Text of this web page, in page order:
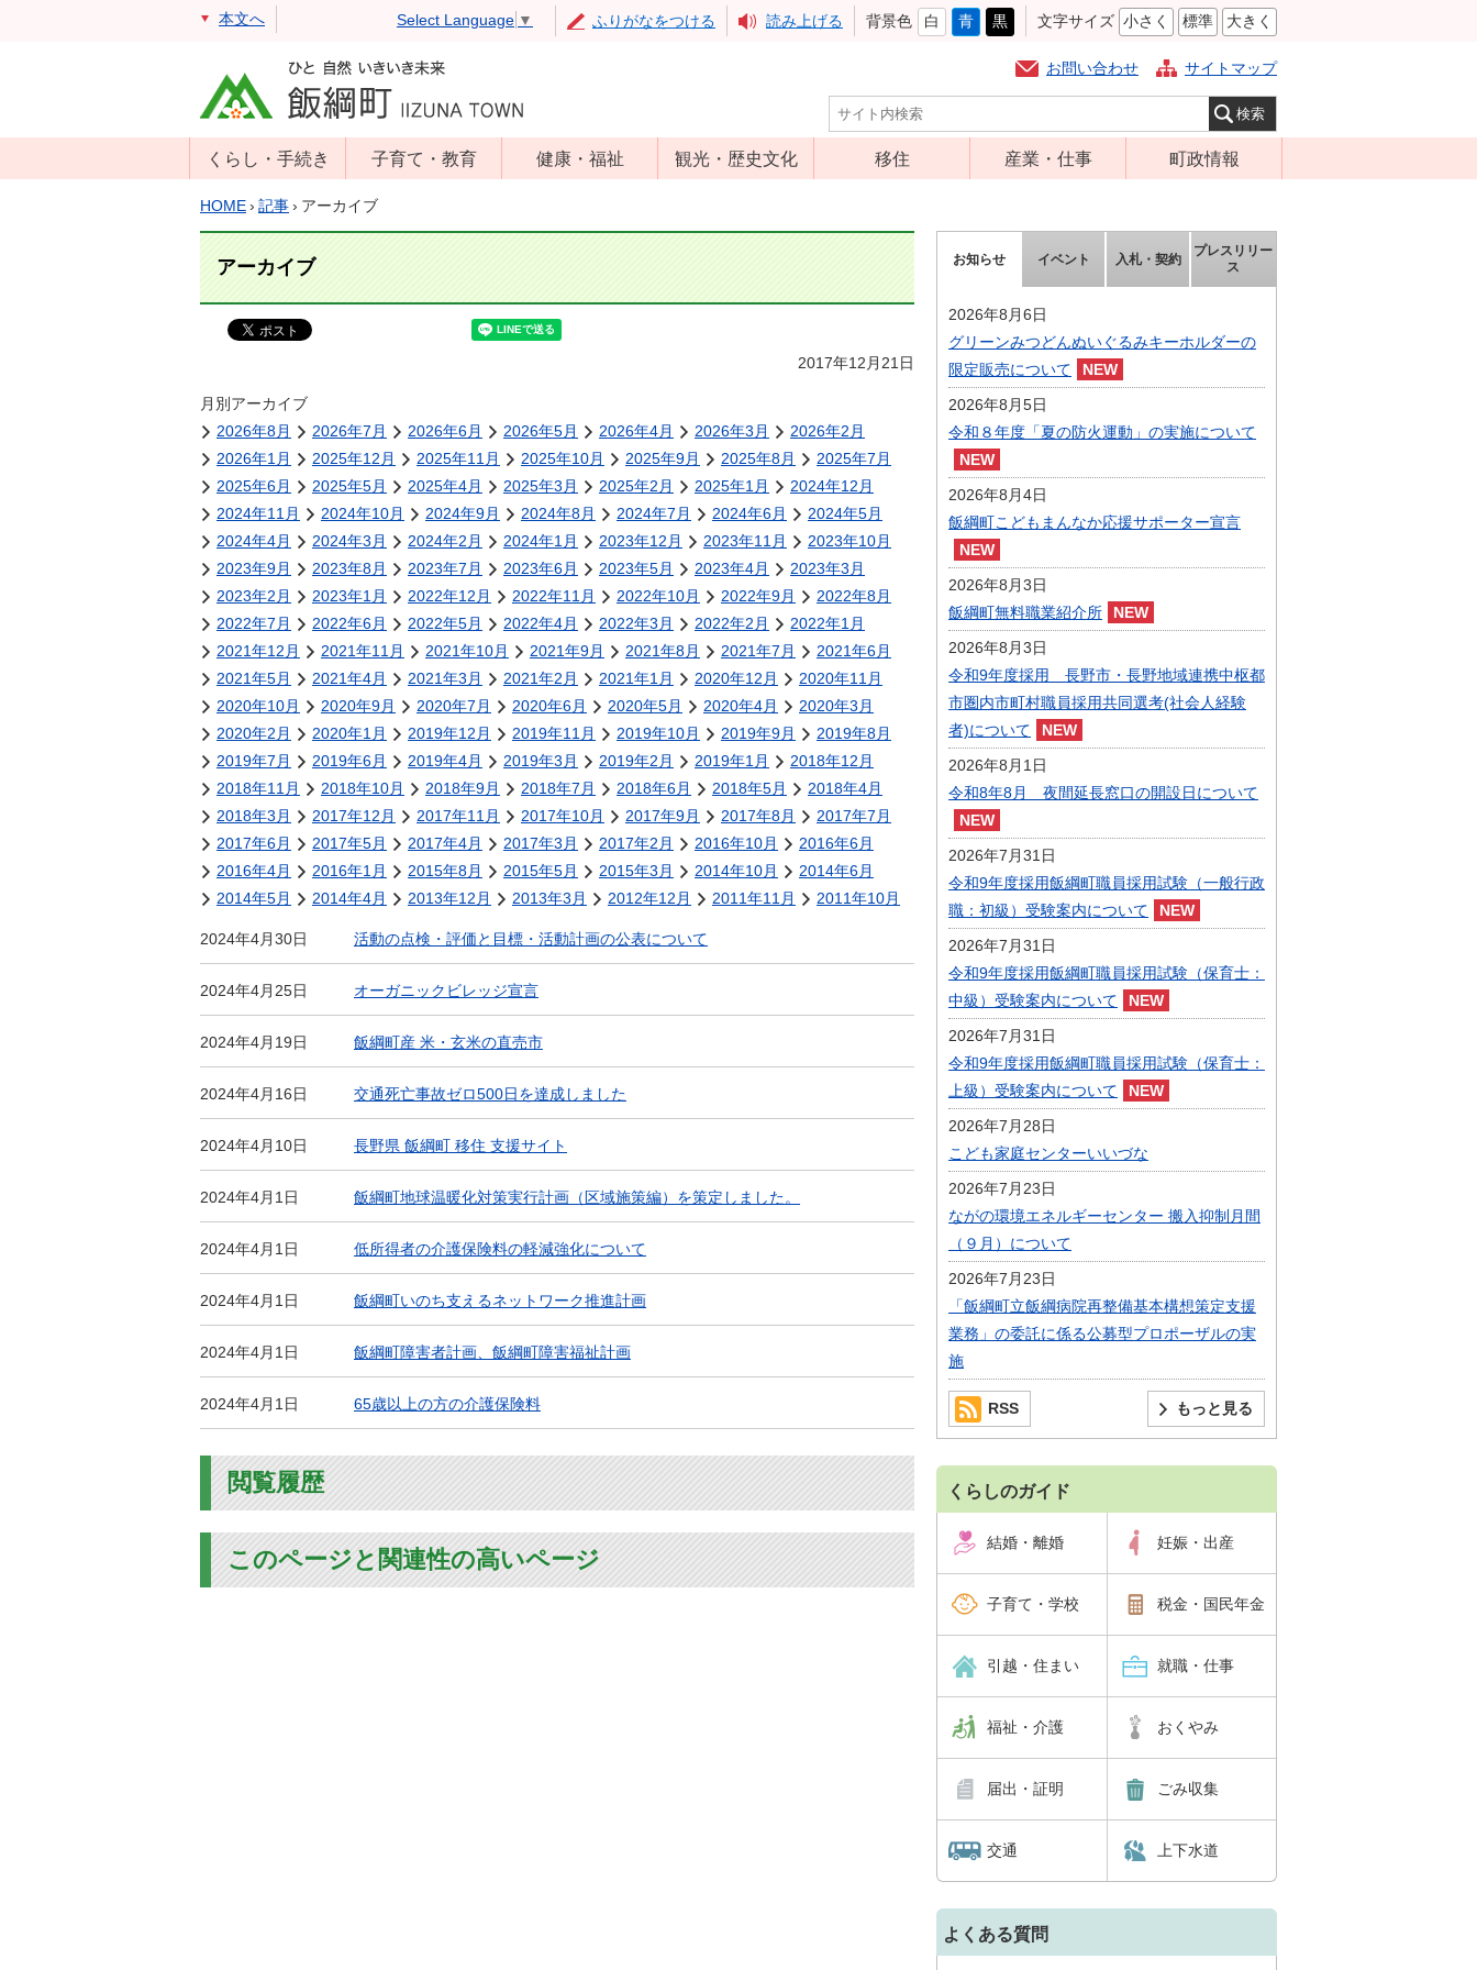
本文へ Select Language ▼ ふりがなをつける 読み上げる 背景色 白 青 黒 文字サイズ 小さく 標準 大きく
お問い合わせ サイトマップ
くらし・手続き
戸籍・住民票・
住民登録
マイナンバー
消防・防災
年金・保険
税金
住まい・土地
環境・ゴミ
上下水道
交通・道路
安全・防犯
ペット・動物
相談窓口
子育て・教育
年齢別子育て情
生涯学習
学校教育・奨学
金
人権・平和啓発
学校給食
児童クラブ
飯綱町コミュニ
ティスクール
健康・福祉
高齢者福祉
障害福祉
保健・医療
食育
観光・歴史文化
アップルミュー
文化財
移住 産業・仕事
就労支援
農林業振興
届出・証明・法
令・規制
企業の税金
入札・契約
指定管理者制度
人材募集
町政情報
組織案内
庁舎案内
ふるさと納税
人事・職員募集
まちづくり
庁舎建設
HOME› 記事› アーカイブ
アーカイブ
2017年12月21日
月別アーカイブ
2026年8月
2026年7月 2026年6月 2026年5月 2026年4月 2026年3月
2026年2月
2026年1月
2025年12月 2025年11月 2025年10月 2025年9月 2025年8月
2025年7月
2025年6月
2025年5月 2025年4月 2025年3月 2025年2月 2025年1月
2024年12月
2024年11月
2024年10月 2024年9月 2024年8月 2024年7月 2024年6月
2024年5月
2024年4月
2024年3月 2024年2月 2024年1月 2023年12月 2023年11月
2023年10月
2023年9月
2023年8月 2023年7月 2023年6月 2023年5月 2023年4月
2023年3月
2023年2月
2023年1月 2022年12月 2022年11月 2022年10月 2022年9月
2022年8月
2022年7月
2022年6月 2022年5月 2022年4月 2022年3月 2022年2月
2022年1月
2021年12月
2021年11月 2021年10月 2021年9月 2021年8月 2021年7月
2021年6月
2021年5月
2021年4月 2021年3月 2021年2月 2021年1月 2020年12月
2020年11月
2020年10月
2020年9月 2020年7月 2020年6月 2020年5月 2020年4月
2020年3月
2020年2月
2020年1月 2019年12月 2019年11月 2019年10月 2019年9月
2019年8月
2019年7月
2019年6月 2019年4月 2019年3月 2019年2月 2019年1月
2018年12月
2018年11月
2018年10月 2018年9月 2018年7月 2018年6月 2018年5月
2018年4月
2018年3月
2017年12月 2017年11月 2017年10月 2017年9月 2017年8月
2017年7月
2017年6月
2017年5月 2017年4月 2017年3月 2017年2月 2016年10月
2016年6月
2016年4月
2016年1月 2015年8月 2015年5月 2015年3月 2014年10月
2014年6月
2014年5月
2014年4月 2013年12月 2013年3月 2012年12月 2011年11月 2011年10月
2024年4月30日 活動の点検・評価と目標・活動計画の公表について
2024年4月25日 オーガニックビレッジ宣言
2024年4月19日 飯綱町産 米・玄米の直売市
2024年4月16日 交通死亡事故ゼロ500日を達成しました
2024年4月10日 長野県 飯綱町 移住 支援サイト
2024年4月1日 飯綱町地球温暖化対策実行計画（区域施策編）を策定しました。
2024年4月1日 低所得者の介護保険料の軽減強化について
2024年4月1日 飯綱町いのち支えるネットワーク推進計画
2024年4月1日 飯綱町障害者計画、飯綱町障害福祉計画
2024年4月1日 65歳以上の方の介護保険料
閲覧履歴
このページと関連性の高いページ
お知らせ イベント 入札・契約
プレスリリー
ス
2026年8月6日
グリーンみつどんぬいぐるみキーホルダーの
限定販売について
2026年8月5日
令和８年度「夏の防火運動」の実施について
2026年8月4日
飯綱町こどもまんなか応援サポーター宣言
2026年8月3日
飯綱町無料職業紹介所
2026年8月3日
令和9年度採用 長野市・長野地域連携中枢都
市圏内市町村職員採用共同選考(社会人経験
者)について
2026年8月1日
令和8年8月 夜間延長窓口の開設日について
2026年7月31日
令和9年度採用飯綱町職員採用試験（一般行政
職：初級）受験案内について
2026年7月31日
令和9年度採用飯綱町職員採用試験（保育士：
中級）受験案内について
2026年7月31日
令和9年度採用飯綱町職員採用試験（保育士：
上級）受験案内について
2026年7月28日
こども家庭センターいいづな
2026年7月23日
ながの環境エネルギーセンター 搬入抑制月間
（９月）について
2026年7月23日
「飯綱町立飯綱病院再整備基本構想策定支援
業務」の委託に係る公募型プロポーザルの実
施
もっと見る
RSS
くらしのガイド
結婚・離婚 妊娠・出産
子育て・学校 税金・国民年金
引越・住まい 就職・仕事
福祉・介護 おくやみ
届出・証明 ごみ収集
交通 上下水道
よくある質問